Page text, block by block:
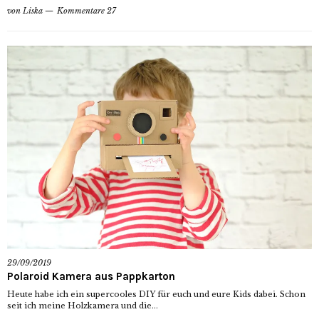
von Liska Kommentare 27
29/09/2019
Polaroid Kamera aus Pappkarton
Heute habe ich ein supercooles DIY für euch und eure Kids dabei. Schon
seit ich meine Holzkamera und die...